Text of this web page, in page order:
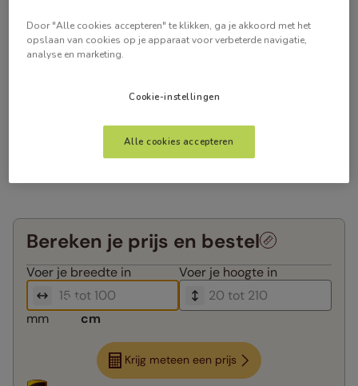
Bereken je prijs en bestel
Voer je breedte in Voer je hoogte in
mm cm
Krijg meteen een prijs
Door "Alle cookies accepteren" te klikken, ga je akkoord met het
opslaan van cookies op je apparaat voor verbeterde navigatie,
analyse en marketing.
Cookie-instellingen
Alle cookies accepteren